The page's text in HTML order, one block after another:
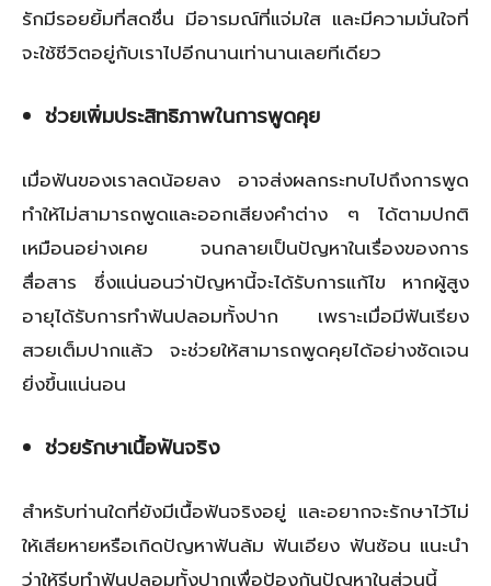
รักมีรอยยิ้มที่สดชื่น มีอารมณ์ที่แจ่มใส และมีความมั่นใจที่
จะใช้ชีวิตอยู่กับเราไปอีกนานเท่านานเลยทีเดียว
ช่วยเพิ่มประสิทธิภาพในการพูดคุย
เมื่อฟันของเราลดน้อยลง อาจส่งผลกระทบไปถึงการพูด
ทำให้ไม่สามารถพูดและออกเสียงคำต่าง ๆ ได้ตามปกติ
เหมือนอย่างเคย จนกลายเป็นปัญหาในเรื่องของการ
สื่อสาร ซึ่งแน่นอนว่าปัญหานี้จะได้รับการแก้ไข หากผู้สูง
อายุได้รับการทำฟันปลอมทั้งปาก เพราะเมื่อมีฟันเรียง
สวยเต็มปากแล้ว จะช่วยให้สามารถพูดคุยได้อย่างชัดเจน
ยิ่งขึ้นแน่นอน
ช่วยรักษาเนื้อฟันจริง
สำหรับท่านใดที่ยังมีเนื้อฟันจริงอยู่ และอยากจะรักษาไว้ไม่
ให้เสียหายหรือเกิดปัญหาฟันล้ม ฟันเอียง ฟันซ้อน แนะนำ
ว่าให้รีบทำฟันปลอมทั้งปากเพื่อป้องกันปัญหาในส่วนนี้